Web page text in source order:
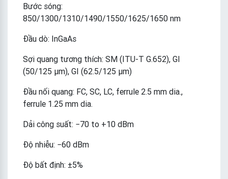
Bước sóng:
850/1300/1310/1490/1550/1625/1650 nm
Đầu dò: InGaAs
Sợi quang tương thích: SM (ITU-T G.652), GI
(50/125 μm), GI (62.5/125 μm)
Đầu nối quang: FC, SC, LC, ferrule 2.5 mm dia.,
ferrule 1.25 mm dia.
Dải công suất: −70 to +10 dBm
Độ nhiễu: −60 dBm
Độ bất định: ±5%